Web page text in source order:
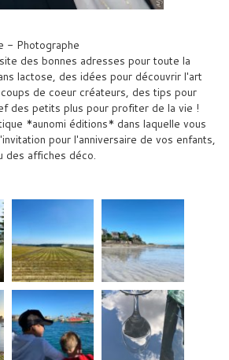
- Photographe
des bonnes adresses pour toute la
lactose, des idées pour découvrir l'art
de coeur créateurs, des tips pour
des petits plus pour profiter de la vie !
*aunomi éditions* dans laquelle vous
pour l'anniversaire de vos enfants,
des affiches déco.